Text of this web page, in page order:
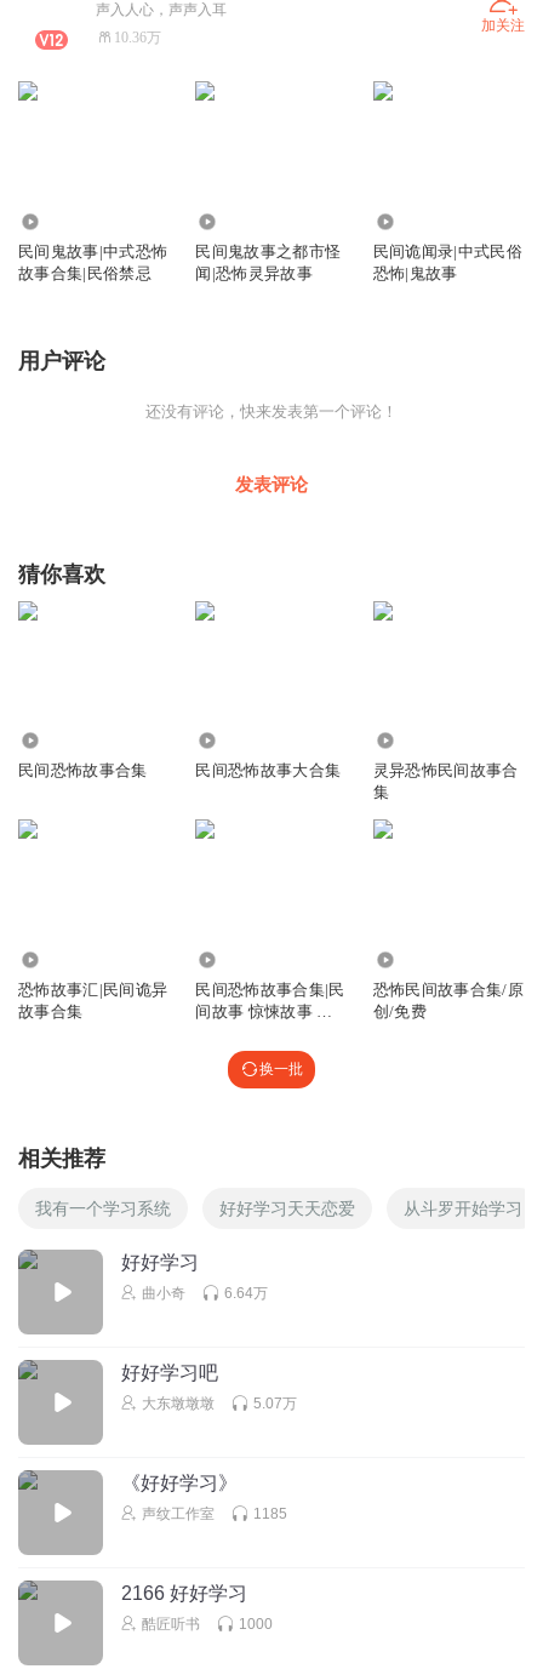
声入人心，声声入耳
10.36万
加关注
民间鬼故事|中式恐怖
故事合集|民俗禁忌
民间鬼故事之都市怪
闻|恐怖灵异故事
民间诡闻录|中式民俗
恐怖|鬼故事
用户评论
还没有评论，快来发表第一个评论！
发表评论
猜你喜欢
民间恐怖故事合集 民间恐怖故事大合集
灵异恐怖民间故事合
集
恐怖故事汇|民间诡异
故事合集
民间恐怖故事合集|民
间故事 惊悚故事 细
恐怖民间故事合集/原
创/免费
换一批
相关推荐
我有一个学习系统 好好学习天天恋爱 从斗罗开始学习
好好学习
曲小奇 6.64万
好好学习吧
大东墩墩墩 5.07万
《好好学习》
声纹工作室 1185
2166 好好学习
酷匠听书 1000